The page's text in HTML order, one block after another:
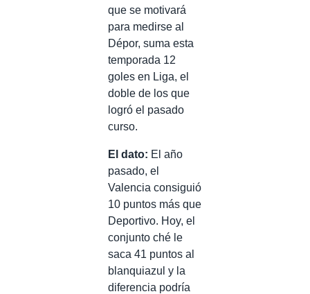
que se motivará
para medirse al
Dépor, suma esta
temporada 12
goles en Liga, el
doble de los que
logró el pasado
curso.
El dato: El año
pasado, el
Valencia consiguió
10 puntos más que
Deportivo. Hoy, el
conjunto ché le
saca 41 puntos al
blanquiazul y la
diferencia podría